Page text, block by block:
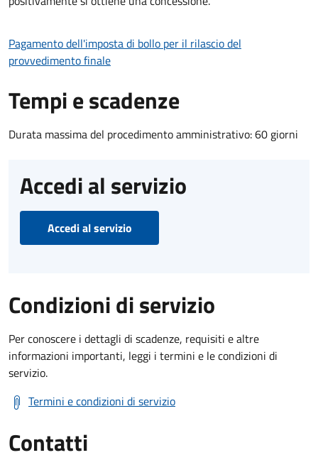
Pagamento dell'imposta di bollo per il rilascio del
provvedimento finale
Tempi e scadenze
Durata massima del procedimento amministrativo: 60 giorni
Accedi al servizio
Accedi al servizio
Condizioni di servizio
Per conoscere i dettagli di scadenze, requisiti e altre
informazioni importanti, leggi i termini e le condizioni di
servizio.
Termini e condizioni di servizio
Contatti